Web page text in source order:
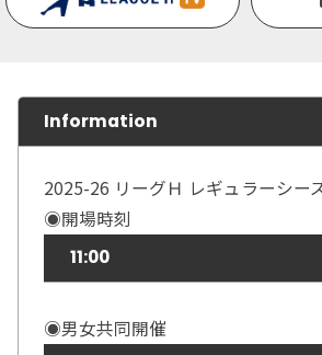
Information
2025-26 リーグＨ レギュラーシー
◉開場時刻
11:00
◉男女共同開催